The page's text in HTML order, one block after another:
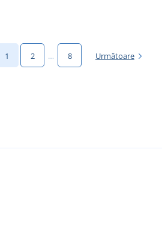
1 2 … 8 Următoare